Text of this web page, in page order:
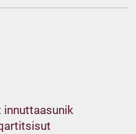
innuttaasunik